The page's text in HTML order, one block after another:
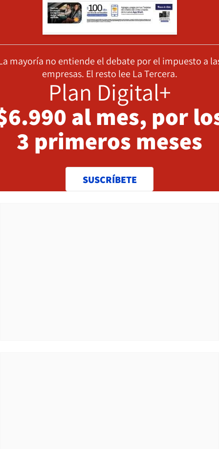
mayoría no entiende el debate por el impuesto a
empresas. El resto lee La Tercera.
Plan Digital+
al mes, por
3 primeros meses
SUSCRÍBETE